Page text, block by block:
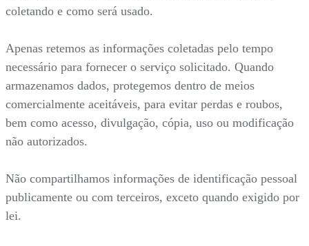
coletando e como será usado.
Apenas retemos as informações coletadas pelo tempo
necessário para fornecer o serviço solicitado. Quando
armazenamos dados, protegemos dentro de meios
comercialmente aceitáveis, para evitar perdas e roubos,
bem como acesso, divulgação, cópia, uso ou modificação
não autorizados.
Não compartilhamos informações de identificação pessoal
publicamente ou com terceiros, exceto quando exigido por
lei.